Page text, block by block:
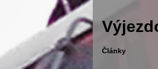
Články